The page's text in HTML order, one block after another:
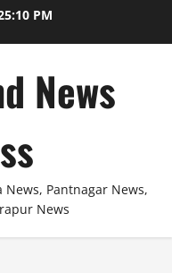
PM
News
Pantnagar News,
News